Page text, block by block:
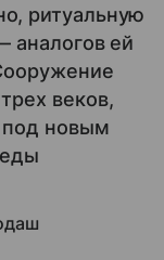
ритуальную
аналогов ей
веков,
под новым